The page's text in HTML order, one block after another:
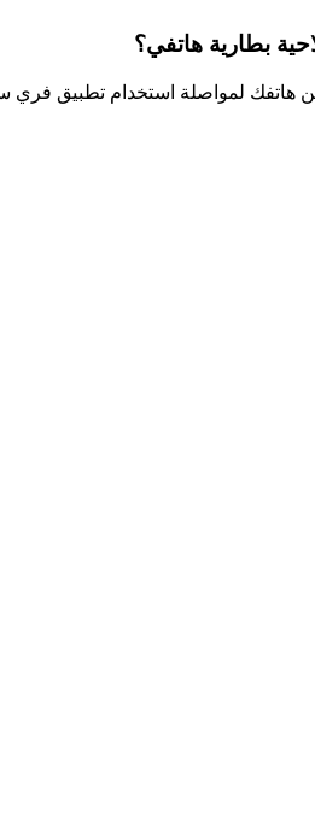
بطارية هاتفي؟
هاتفك لمواصلة استخدام تطبيق فري